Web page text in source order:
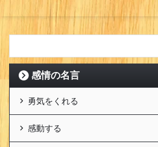
感情の名言
勇気をくれる
感動する